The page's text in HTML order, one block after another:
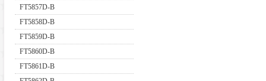
FT5857D-B
FT5858D-B
FT5859D-B
FT5860D-B
FT5861D-B